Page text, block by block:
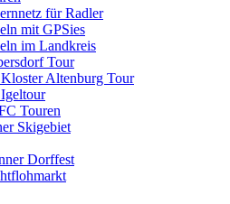
für Radler
mit GPSies
im Landkreis
Tour
Altenburg Tour
Touren
Skigebiet
Dorffest